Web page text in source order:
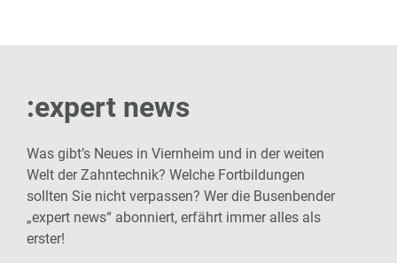
:expert news
Was gibt’s Neues in Viernheim und in der weiten
Welt der Zahntechnik? Welche Fortbildungen
sollten Sie nicht verpassen? Wer die Busenbender
„expert news“ abonniert, erfährt immer alles als
erster!